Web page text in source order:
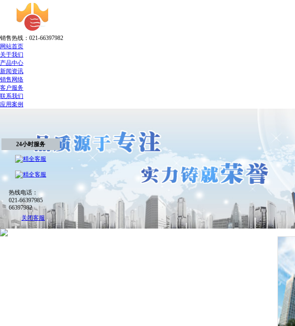
销售热线：021-66397982
网站首页
关于我们
产品中心
新闻资讯
销售网络
客户服务
联系我们
应用案例
24小时服务
热线电话：
021-66397985
66397982
关闭客服